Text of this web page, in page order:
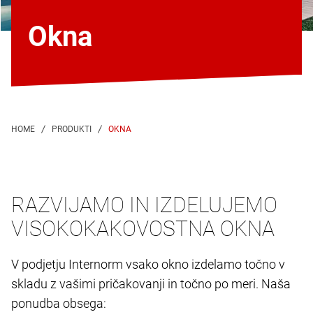
Okna
OKNA
RAZVIJAMO IN IZDELUJEMO
VISOKOKAKOVOSTNA OKNA
V podjetju Internorm vsako okno izdelamo točno v
skladu z vašimi pričakovanji in točno po meri. Naša
ponudba obsega: